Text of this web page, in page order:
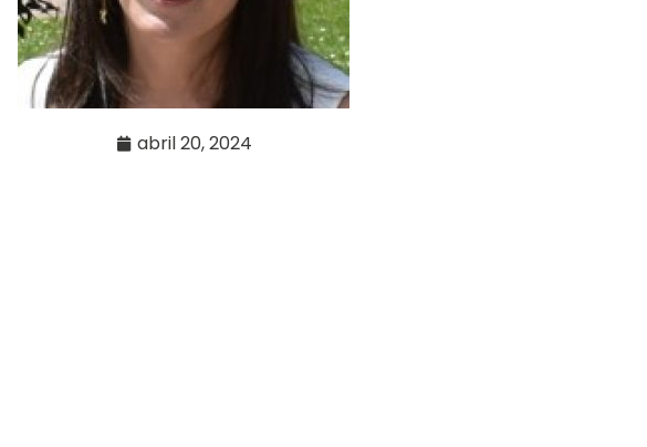
abril 20, 2024